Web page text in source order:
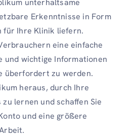
unterhaltsame
Erkenntnisse in Form
für Ihre Klinik liefern.
eine einfache
und wichtige Informationen
überfordert zu werden.
heraus, durch Ihre
lernen und schaffen Sie
und eine größere